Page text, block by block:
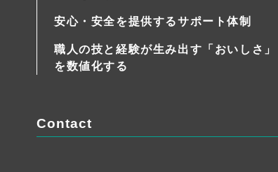
安心・安全を提供するサポート体制
職人の技と経験が生み出す「おいしさ」
を数値化する
Contact